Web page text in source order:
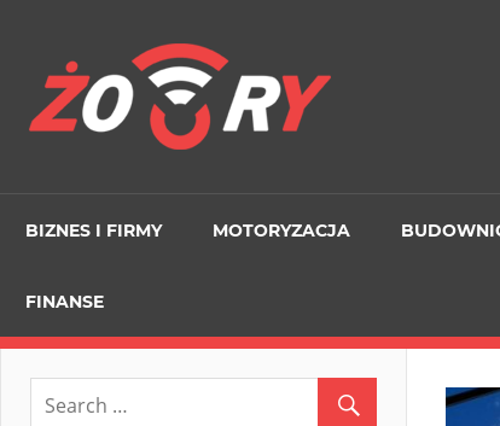
content
BIZNES I FIRMY MOTORYZACJA
FINANSE